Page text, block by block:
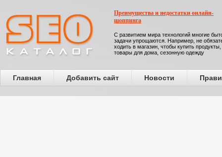
Преимущества и недостатки онлайн-
шоппинга
С развитием мира технологий многие
задачи упрощаются. Например, не
ходить в магазин, чтобы купить продукты,
товары для дома, сезонную одежду
Главная Добавить сайт Новости